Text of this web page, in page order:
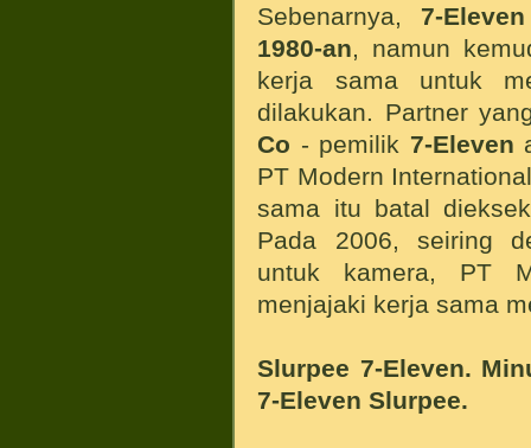
Sebenarnya, 7-Eleven
1980-an , namun
kerja sama untuk
dilakukan. Partner
Co - pemilik 7-Eleven
PT Modern
sama itu batal
Pada 2006, seiring
untuk kamera, PT
menjajaki kerja sama
Slurpee 7-Eleven.
7-Eleven Slurpee.